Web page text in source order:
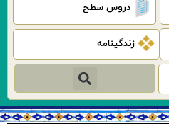
دروس سطح
زندگینامه
جستجو